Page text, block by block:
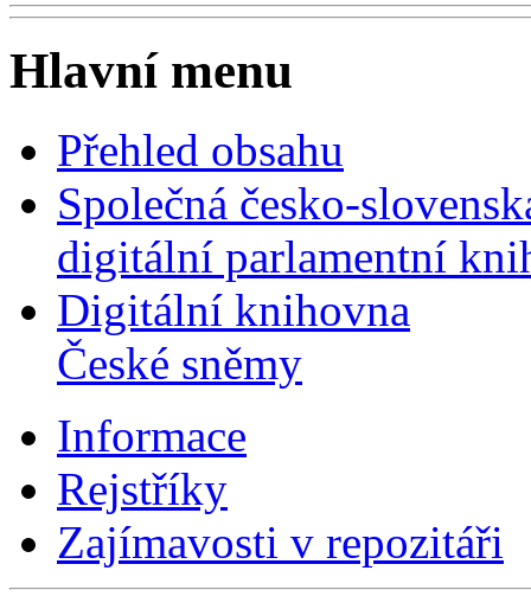
Hlavní menu
Přehled obsahu
Společná česko-
digitální parlamentní
Digitální knihovna
České sněmy
Informace
Rejstříky
Zajímavosti v repozitáři